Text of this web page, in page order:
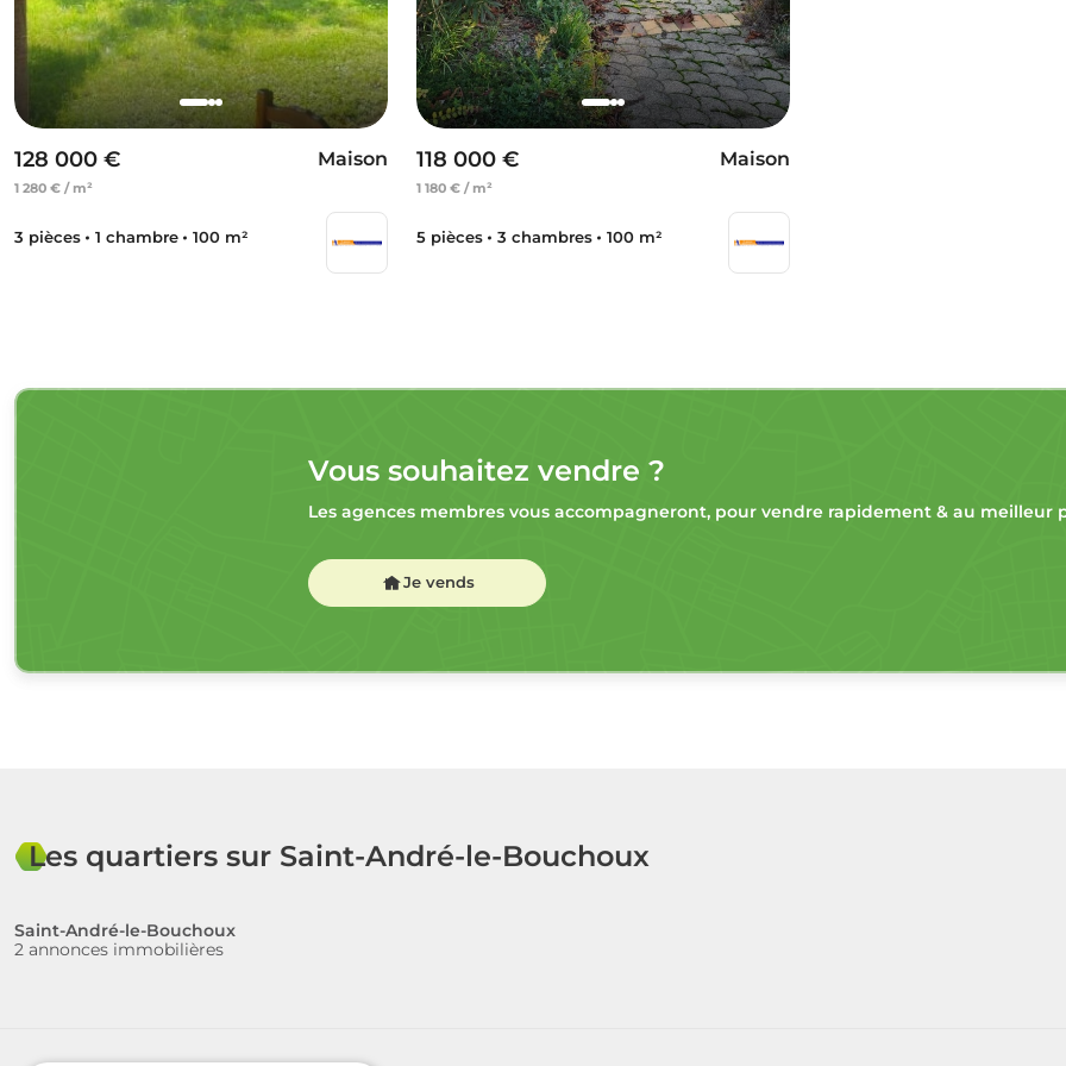
128 000 €
1 280 € / m²
Maison
3 pièces 1 chambre 100 m²
118 000 €
1 180 € / m²
Maison
5 pièces 3 chambres 100 m²
Vous souhaitez vendre ?
Les agences membres vous accompagneront, pour vendre rapidement & au meilleur
Je vends
Les quartiers sur Saint-André-le-Bouchoux
Saint-André-le-Bouchoux
2 annonces immobilières